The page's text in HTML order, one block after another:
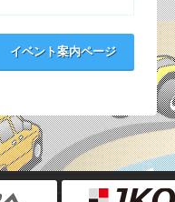
イベント案内ページ